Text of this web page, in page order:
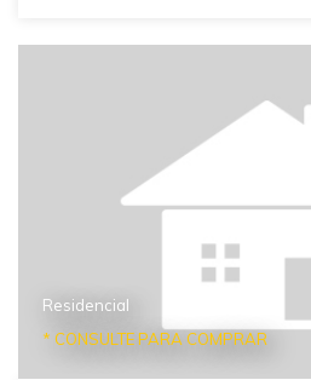
Residencial
* CONSULTE PARA COMPRAR